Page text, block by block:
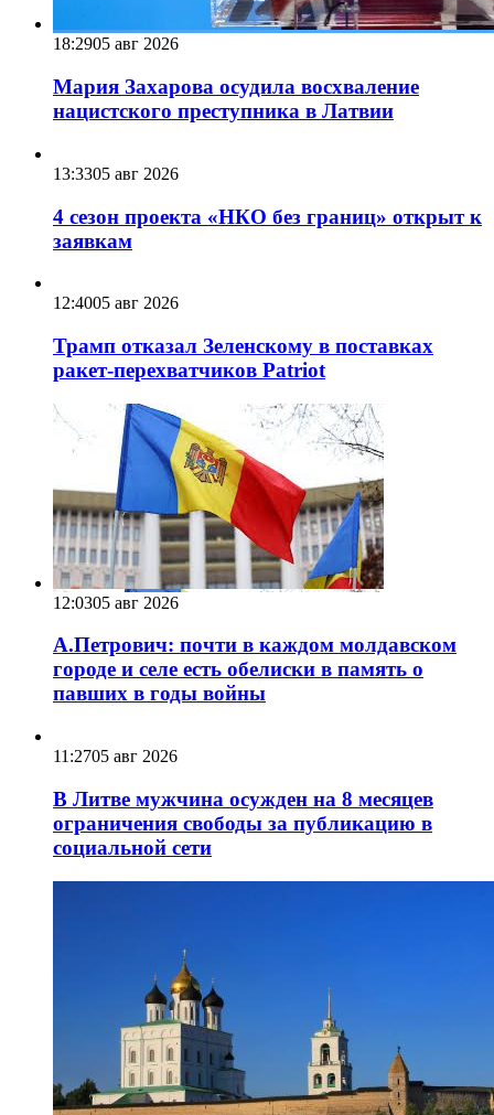
18:2905 авг 2026
Мария Захарова осудила восхваление
нацистского преступника в Латвии
13:3305 авг 2026
4 сезон проекта «НКО без границ» открыт к
заявкам
12:4005 авг 2026
Трамп отказал Зеленскому в поставках
ракет-перехватчиков Patriot
12:0305 авг 2026
А.Петрович: почти в каждом молдавском
городе и селе есть обелиски в память о
павших в годы войны
11:2705 авг 2026
В Литве мужчина осужден на 8 месяцев
ограничения свободы за публикацию в
социальной сети